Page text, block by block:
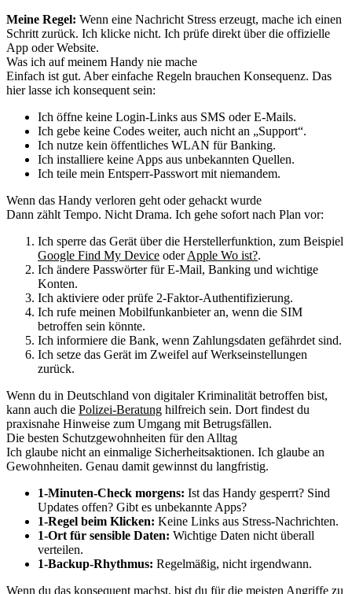
Meine Regel: Wenn eine Nachricht Stress erzeugt, mache ich einen
Schritt zurück. Ich klicke nicht. Ich prüfe direkt über die offizielle
App oder Website.
Was ich auf meinem Handy nie mache
Einfach ist gut. Aber einfache Regeln brauchen Konsequenz. Das
hier lasse ich konsequent sein:
Ich öffne keine Login-Links aus SMS oder E-Mails.
Ich gebe keine Codes weiter, auch nicht an „Support“.
Ich nutze kein öffentliches WLAN für Banking.
Ich installiere keine Apps aus unbekannten Quellen.
Ich teile mein Entsperr-Passwort mit niemandem.
Wenn das Handy verloren geht oder gehackt wurde
Dann zählt Tempo. Nicht Drama. Ich gehe sofort nach Plan vor:
Ich sperre das Gerät über die Herstellerfunktion, zum Beispiel
Google Find My Device oderApple Wo ist?.
Ich ändere Passwörter für E-Mail, Banking und wichtige
Konten.
Ich aktiviere oder prüfe 2-Faktor-Authentifizierung.
Ich rufe meinen Mobilfunkanbieter an, wenn die SIM
betroffen sein könnte.
Ich informiere die Bank, wenn Zahlungsdaten gefährdet sind.
Ich setze das Gerät im Zweifel auf Werkseinstellungen
zurück.
Wenn du in Deutschland von digitaler Kriminalität betroffen bist,
kann auch die Polizei-Beratung hilfreich sein. Dort findest du
praxisnahe Hinweise zum Umgang mit Betrugsfällen.
Die besten Schutzgewohnheiten für den Alltag
Ich glaube nicht an einmalige Sicherheitsaktionen. Ich glaube an
Gewohnheiten. Genau damit gewinnst du langfristig.
1-Minuten-Check morgens: Ist das Handy gesperrt? Sind
Updates offen? Gibt es unbekannte Apps?
1-Regel beim Klicken: Keine Links aus Stress-Nachrichten.
1-Ort für sensible Daten: Wichtige Daten nicht überall
verteilen.
1-Backup-Rhythmus: Regelmäßig, nicht irgendwann.
Wenn du das konsequent machst, bist du für die meisten Angriffe zu